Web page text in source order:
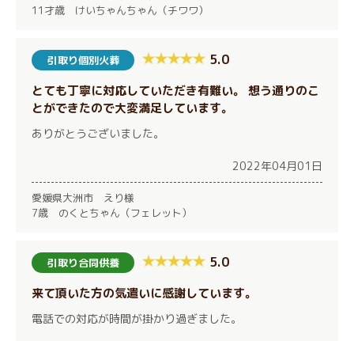
11才歳 けいちゃんちゃん（チワワ）
引取り個別火葬 5.0
とても丁寧に対応していただき有難い。 想う通りのこ
とができたので大変満足しています。
ありがとうございました。
2022年04月01日
愛媛県大洲市 えり様
7歳 のくとちゃん（フェレット）
引取り合同供養 5.0
来て頂いた方の気遣いに感謝しています。
電話での対応が時間が掛かり過ぎました。